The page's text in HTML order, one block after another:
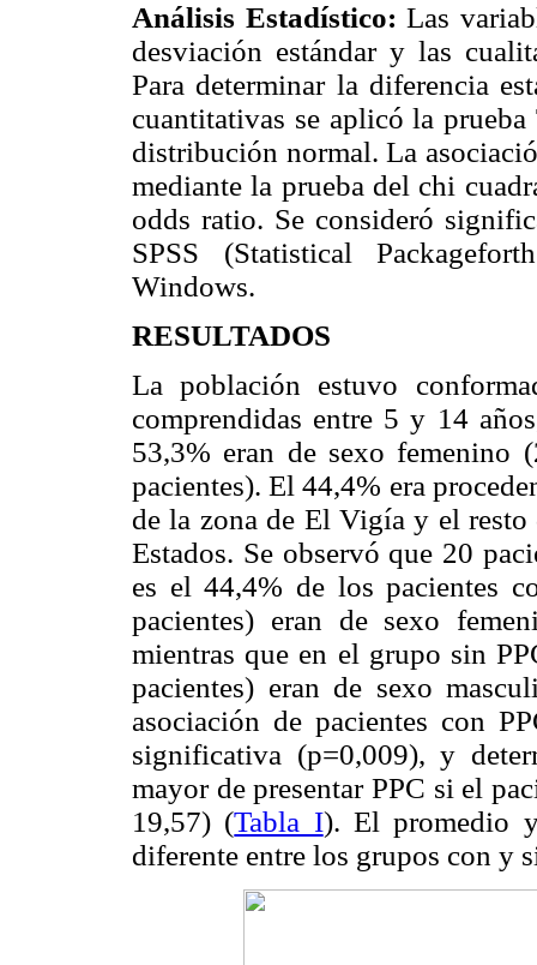
Análisis Estadístico: Las
desviación estándar y las
Para determinar la diferencia
cuantitativas se aplicó la
distribución normal. La
mediante la prueba del chi
odds ratio. Se consideró
SPSS (Statistical
Windows.
RESULTADOS
La población estuvo
comprendidas entre 5 y 14
53,3% eran de sexo femenino
pacientes). El 44,4% era
de la zona de El Vigía y el resto
Estados. Se observó que 20
es el 44,4% de los pacientes
pacientes) eran de sexo
mientras que en el grupo sin
pacientes) eran de sexo
asociación de pacientes con
significativa (p=0,009), y
mayor de presentar PPC si el
19,57) (Tabla I). El promedio
diferente entre los grupos con y